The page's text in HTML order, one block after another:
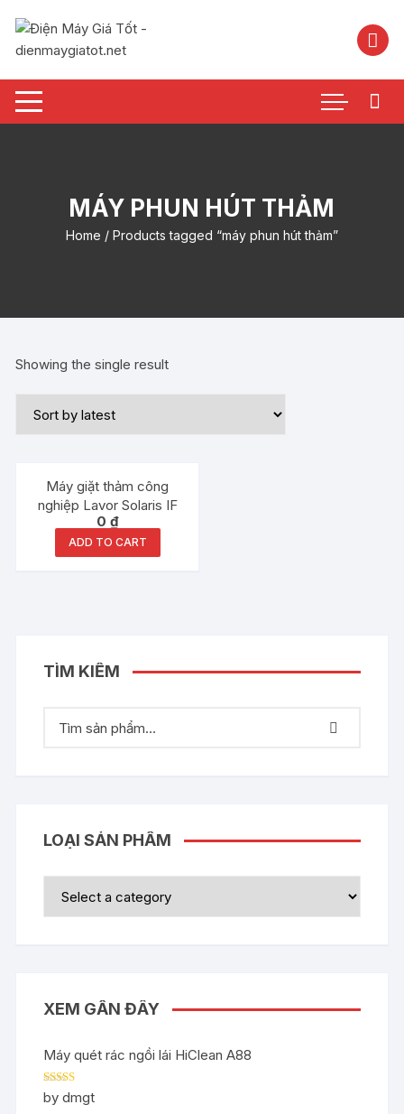
nội
MÁY PHUN HÚT THẢM
Home / Products tagged “máy phun hút thảm”
Showing the single result
Máy giặt thảm công
nghiệp Lavor Solaris IF
0₫
ADD TO CART
TÌM KIẾM
LOẠI SẢN PHẨM
XEM GẦN ĐÂY
Máy quét rác ngồi lái HiClean A88
Rated5out
of 5
by dmgt